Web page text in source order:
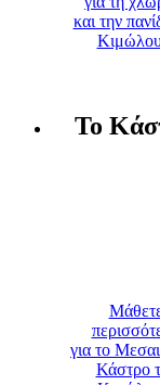
και την
Το
για το
Κάστρο